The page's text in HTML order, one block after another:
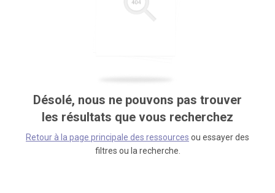
Désolé, nous ne pouvons pas trouver
les résultats que vous recherchez
Retour à la page principale des ressources ou essayer des
filtres ou la recherche.